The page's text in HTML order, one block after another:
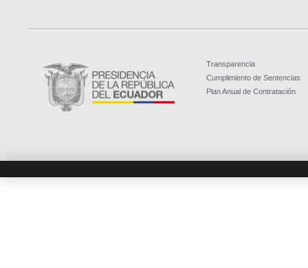
Transparencia
Cumplimiento de Sentencias
Plan Anual de Contratación